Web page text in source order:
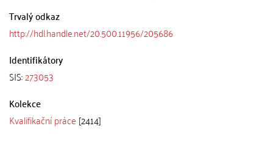
Trvalý odkaz
http://hdl.handle.net/20.500.11956/205686
Identifikátory
SIS:273053
Kolekce
Kvalifikační práce [2414]